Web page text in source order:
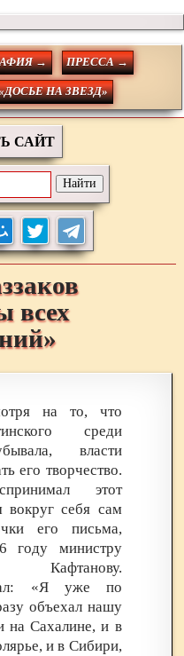
→ ПРЕССА →
НА ЗВЕЗД»
САЙТ
всех
на то, что
среди
власти
его творчество.
этот
вокруг себя сам
его письма,
году министру
Кафтанову.
«Я уже по
объехал нашу
на Сахалине, и в
и в Сибири,